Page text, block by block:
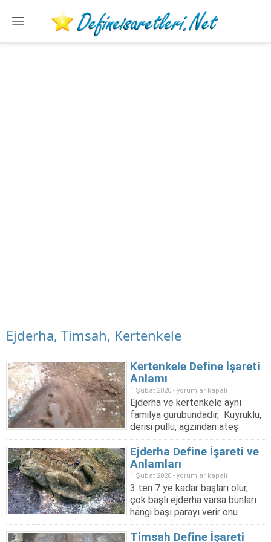
Ejderha, Timsah, Kertenkele
Kertenkele Define İşareti
Anlamı
1 Şubat 2020 - Kertenkele
Define
İşareti
Anlamı
için
yorumlar kapalı
Ejderha ve kertenkele aynı
familya gurubundadır, Kuyruklu,
derisi pullu, ağzından ateş
saçan dev kertenkele
ejderhadır, daha küçükleri
kertenkeledir, bazı ejderhalar
küçük tasvir edilir kertenkeleye
benzer fakat ejderhadır, timsah
bunlara benzerlik göstersede
biraz daha farklıdır. Kertenkele
Anlamı: Para derenin içindedir
kışın akar...
Ejderha Define İşareti ve
Anlamları
1 Şubat 2020 - Ejderha
Define
İşareti
ve
Anlamları
için
yorumlar kapalı
3 ten 7 ye kadar başları olur,
çok başlı ejderha varsa bunları
hangi başı parayı verir onu
anlamak lazım. çoğu tek
başlıdır genelde statü yüksek
Timsah Define İşareti